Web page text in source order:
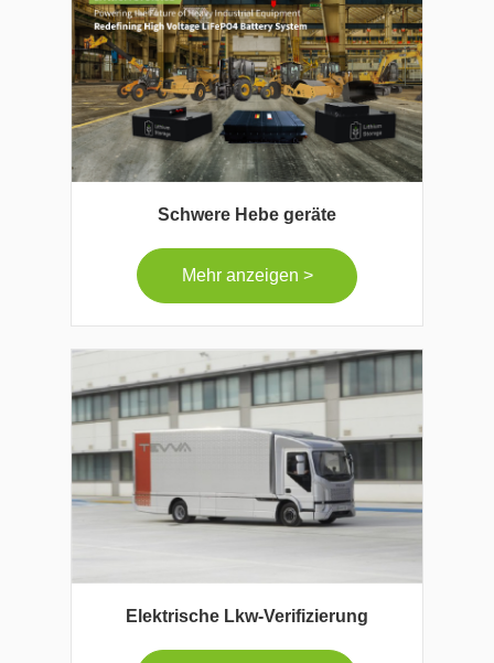
Schwere Hebe geräte
Mehr anzeigen >
Elektrische Lkw-Verifizierung